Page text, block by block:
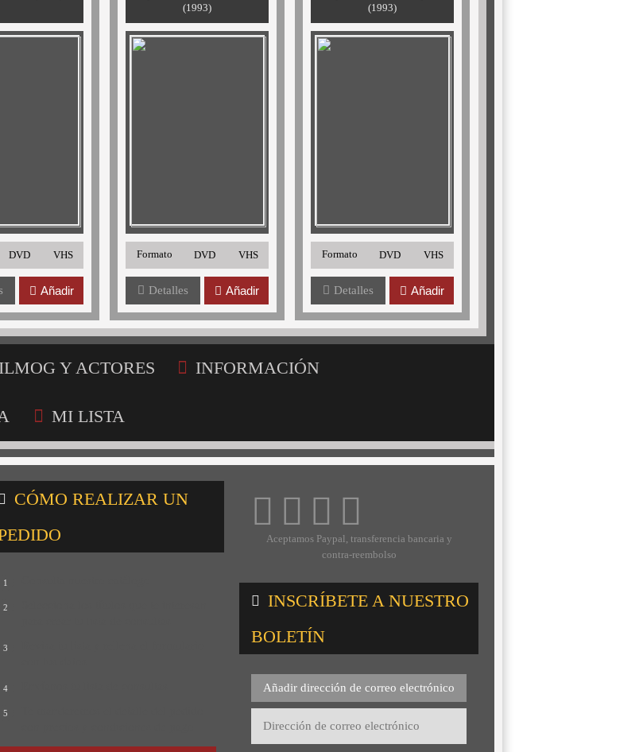
DVD VHS
Añadir
(1993)
Formato DVD VHS
Detalles Añadir
(1993)
Formato DVD VHS
Detalles Añadir
Y ACTORES INFORMACIÓN
MI LISTA
CÓMO REALIZAR UN
1
2
3
4
5
Aceptamos Paypal, transferencia bancaria y
contra-reembolso
INSCRÍBETE A NUESTRO
BOLETÍN
Añadir dirección de correo electrónico